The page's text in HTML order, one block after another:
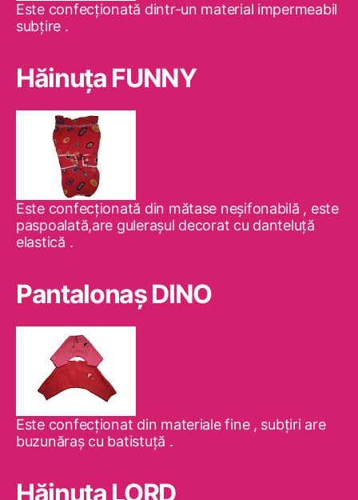
Este confecţionată dintr-un material impermeabil
subţire .
Hăinuţa FUNNY
Este confecţionată din mătase neşifonabilă , este
paspoalată,are guleraşul decorat cu danteluţă
elastică .
Pantalonaş DINO
Este confecţionat din materiale fine , subţiri are
buzunăraş cu batistuţă .
Hăinuţa LORD